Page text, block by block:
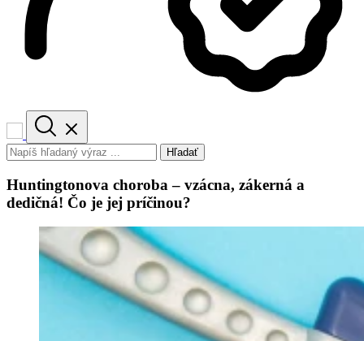
Hľadať
Huntingtonova choroba – vzácna, zákerná a
dedičná! Čo je jej príčinou?